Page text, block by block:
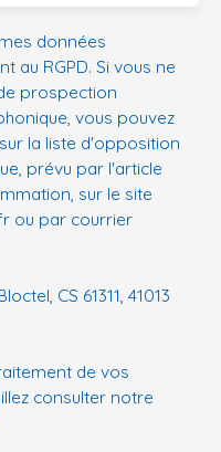
données
au RGPD. Si vous ne
prospection
vous pouvez
la liste d'opposition
prévu par l'article
sur le site
ou par courrier
CS 61311, 41013
de vos
consulter notre